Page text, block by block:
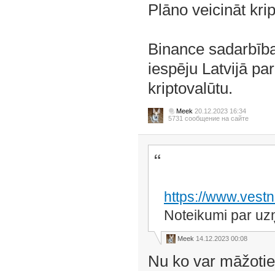
Plāno veicināt
Binance
iespēju Latvijā
kriptovalūtu.
Meek 20.12.2023 16:34
5731 сообщение на сайте
https://
Noteikumi par
Meek 14.12.2023 00:08
Nu ko var